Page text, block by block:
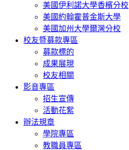
美國伊利諾大學香檳分校
美國約翰霍普金斯大學
美國加州大學爾灣分校
校友暨募款專區
募款標的
成果展現
校友相關
影音專區
招生宣傳
活動花絮
辦法規章
學院專區
教職員專區